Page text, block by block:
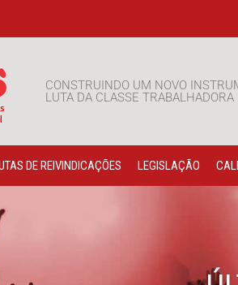
CONSTRUINDO UM NOVO
LUTA DA CLASSE TRABALHADORA
DE REIVINDICAÇÕES LEGISLAÇÃO